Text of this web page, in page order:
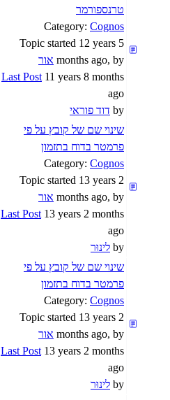
טרנספורמר
Category: Cognos
Topic started 12 years 5
months ago, by אור
Last Post 11 years 8 months
ago
by דוד פוראי
שינוי שם של קובץ על פי
פרמטר בדוח בתזמון
Category: Cognos
Topic started 13 years 2
months ago, by אור
Last Post 13 years 2 months
ago
by לינוּר
שינוי שם של קובץ על פי
פרמטר בדוח בתזמון
Category: Cognos
Topic started 13 years 2
months ago, by אור
Last Post 13 years 2 months
ago
by לינוּר